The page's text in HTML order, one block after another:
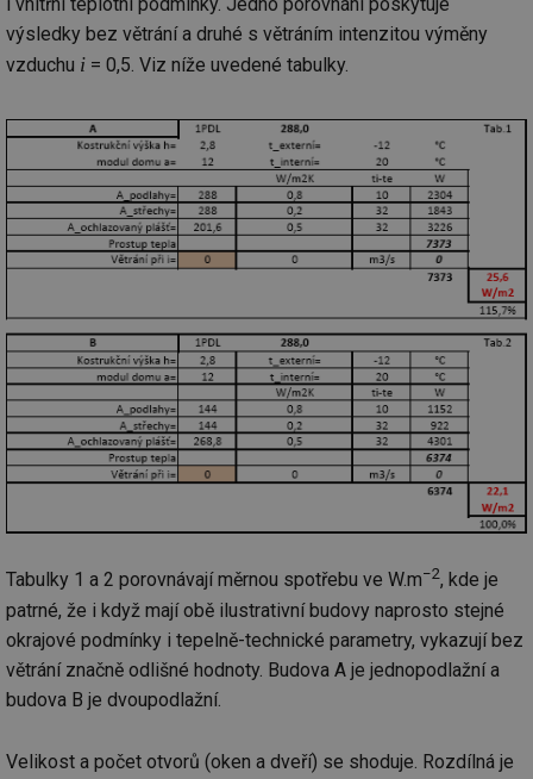
výsledky bez větrání a druhé s větráním intenzitou výměny
vzduchu i = 0,5. Viz níže uvedené tabulky.
Tabulky 1 a 2 porovnávají měrnou spotřebu ve W.m−2, kde je
patrné, že i když mají obě ilustrativní budovy naprosto stejné
okrajové podmínky i tepelně-technické parametry, vykazují bez
větrání značně odlišné hodnoty. Budova A je jednopodlažní a
budova B je dvoupodlažní.
Velikost a počet otvorů (oken a dveří) se shoduje. Rozdílná je